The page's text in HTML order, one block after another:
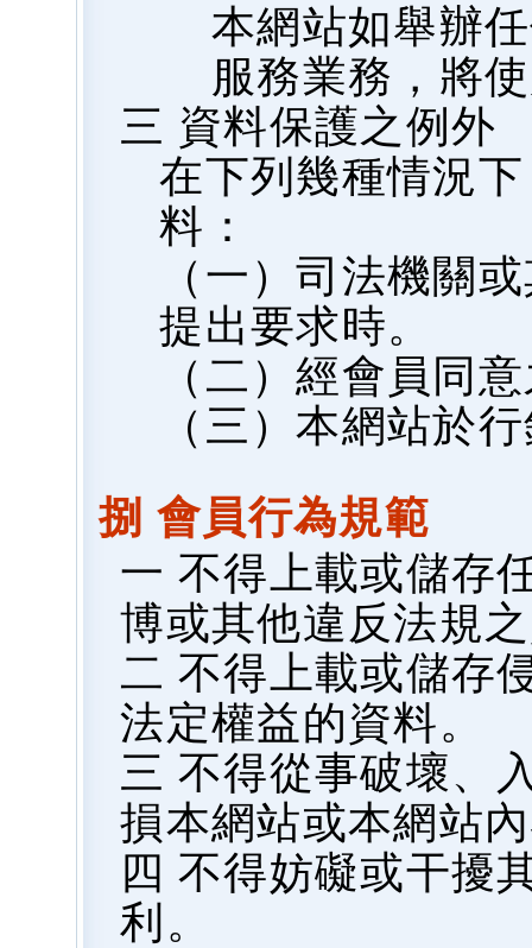
本網站如舉辦
服務業務，將
三 資料保護之例外
在下列幾種情況
料：
（一）司法機關
提出要求時。
（二）經會員同
（三）本網站於
捌 會員行為規範
一 不得上載或儲存
博或其他違反法規
二 不得上載或儲存
法定權益的資料。
三 不得從事破壞、
損本網站或本網站
四 不得妨礙或干擾
利。